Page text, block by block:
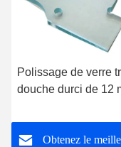
Polissage de verre
douche durci de 12
Obtenez le